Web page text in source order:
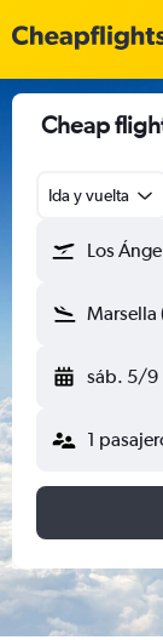
Cheap
Ida y vuelta
Los
Marsella
sáb. 5/9
1